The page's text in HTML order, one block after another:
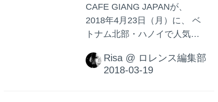
CAFE GIANG JAPANが、
2018年4月23日（月）に、 ベ
トナム北部・ハノイで人気の
発祥のカフェ『CAFE
GIANG（カフェ ジャン）』を
Risa @ ロレンス編集部